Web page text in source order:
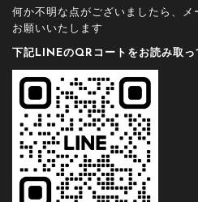
何か不明な点がございましたら、
お願いいたします
下記LINEのQRコートをお読み取っ